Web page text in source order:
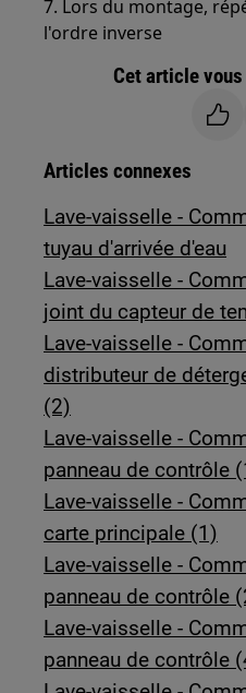
7. Lors du montage,
l'ordre inverse
Cet article
Articles connexes
Lave-vaisselle -
tuyau d'arrivée d'eau
Lave-vaisselle -
joint du capteur de
Lave-vaisselle -
distributeur de
(2)
Lave-vaisselle -
panneau de contrôle
Lave-vaisselle -
carte principale (1)
Lave-vaisselle -
panneau de contrôle
Lave-vaisselle -
panneau de contrôle